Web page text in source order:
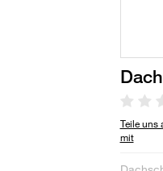
Teile uns
mit